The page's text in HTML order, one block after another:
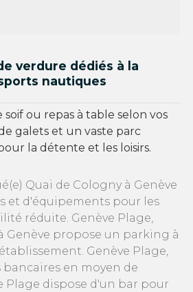
verdure dédiés à la
nautiques
ou repas à table selon vos
galets et un vaste parc
la détente et les loisirs.
Quai de Cologny à Genève
et d'équipements pour les
réduite. Genève Plage,
Genève propose un parking à
Genève Plage,
bancaires en moyen de
Plage dispose d'un bar pour